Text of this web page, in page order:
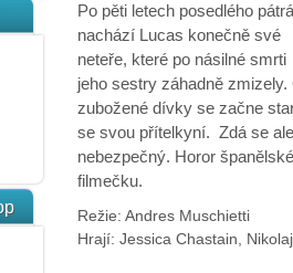
Po pěti letech posedlého
nachází Lucas konečně své
neteře, které po násilné smrti
jeho sestry záhadně zmizely.
zubožené dívky se začne
se svou přítelkyní. Zdá se
nebezpečný. Horor
filmečku.
Režie: Andres Muschietti
Hrají: Jessica Chastain,